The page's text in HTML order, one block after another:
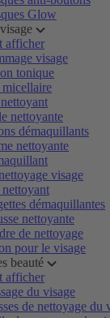
Glow
afficher
visage
tonique
micellaire
nettoyante
démaquillants
nettoyante
visage
démaquillantes
nettoyante
de nettoyage
pour le visage
beauté
afficher
du visage
de nettoyage du